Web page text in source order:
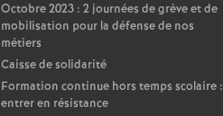
Octobre 2023 : 2 journées de grève et de
mobilisation pour la défense de nos
métiers
Caisse de solidarité
Formation continue hors temps scolaire :
entrer en résistance